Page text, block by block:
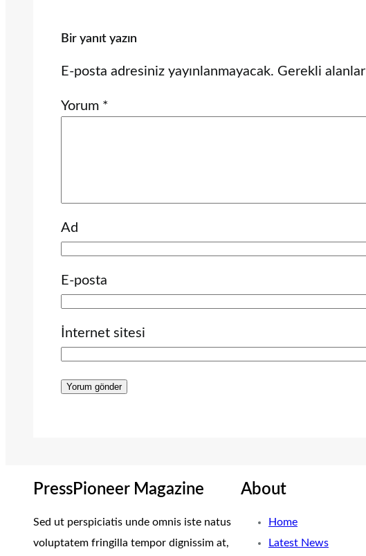
Bir yanıt yazın
E-posta adresiniz yayınlanmayacak. Gerekli alanlar
Yorum *
Ad
E-posta
İnternet sitesi
PressPioneer Magazine
Sed ut perspiciatis unde omnis iste natus
voluptatem fringilla tempor dignissim at,
About
Home
Latest News